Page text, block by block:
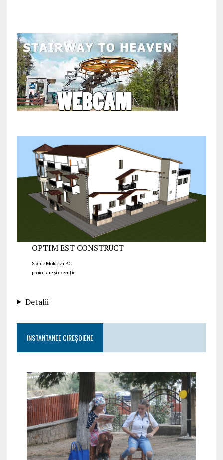
OPTIM EST CONSTRUCT
Slănic Moldova BC
proiectare și execuție
Detalii
INSTANTANEE CIREȘOIENE